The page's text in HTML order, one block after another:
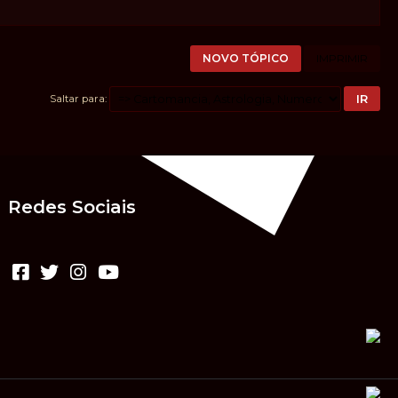
NOVO TÓPICO IMPRIMIR
Saltar para
Redes Sociais